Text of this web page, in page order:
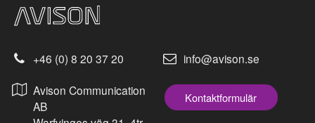
+46 (0) 8 20 37 20 info@avison.se
Avison Communication
AB
Kontaktformulär